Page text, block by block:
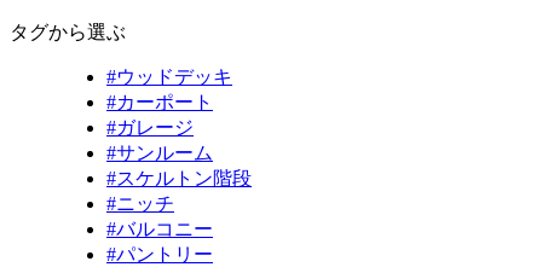
タグから選ぶ
#ウッドデッキ
#カーポート
#ガレージ
#サンルーム
#スケルトン階段
#ニッチ
#バルコニー
#パントリー